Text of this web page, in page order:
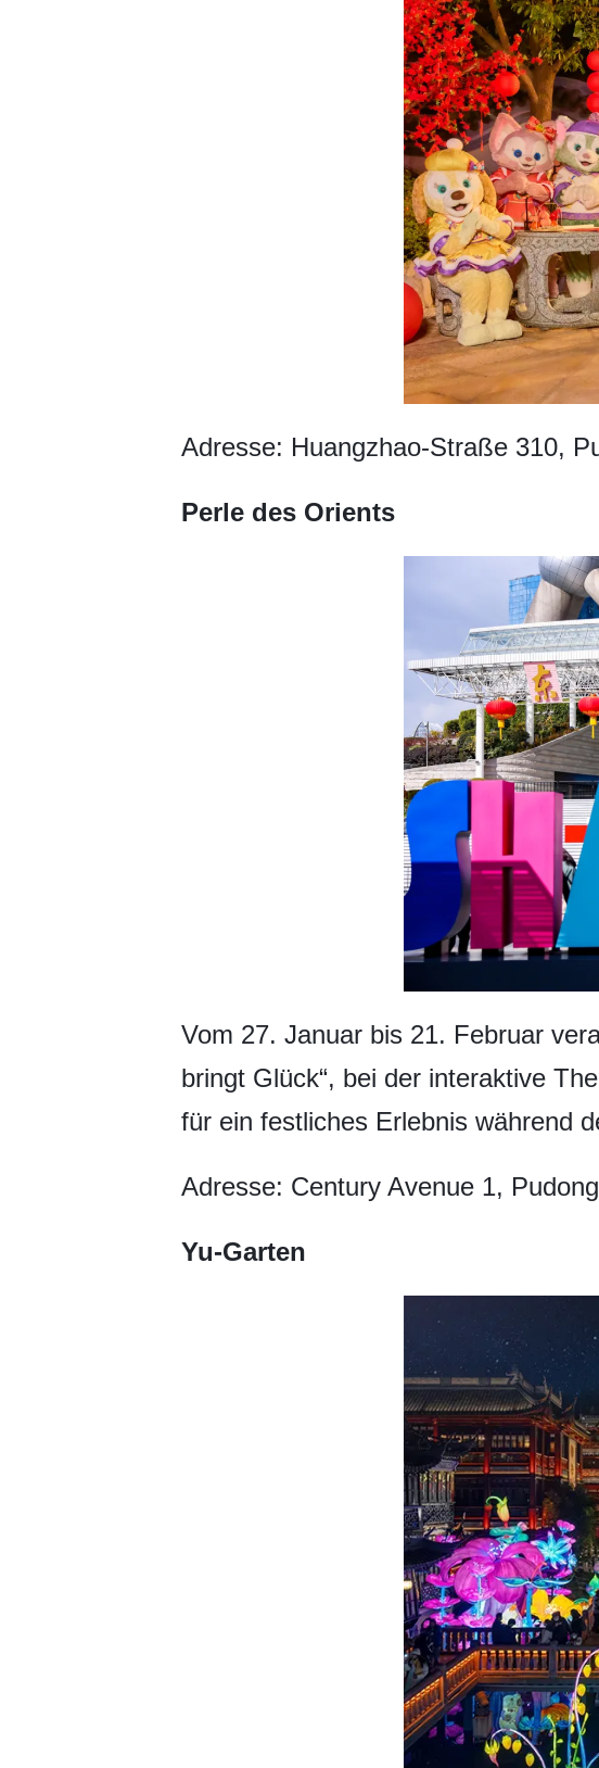
Adresse: Huangzhao-Straße 310,
Perle des Orients
Vom 27. Januar bis 21. Februar
bringt Glück“, bei der interaktive
für ein festliches Erlebnis während
Adresse: Century Avenue 1,
Yu-Garten